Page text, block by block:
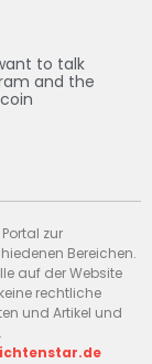
to talk
and the
zur
Bereichen.
auf der Website
rechtliche
und Artikel und